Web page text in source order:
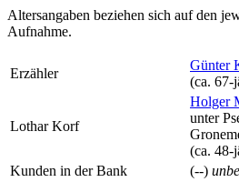
Altersangaben beziehen sich auf den
Aufnahme.
Erzähler
Günter
(ca.
Lothar Korf
Holger
unter
(ca.
Kunden in der Bank
(--)